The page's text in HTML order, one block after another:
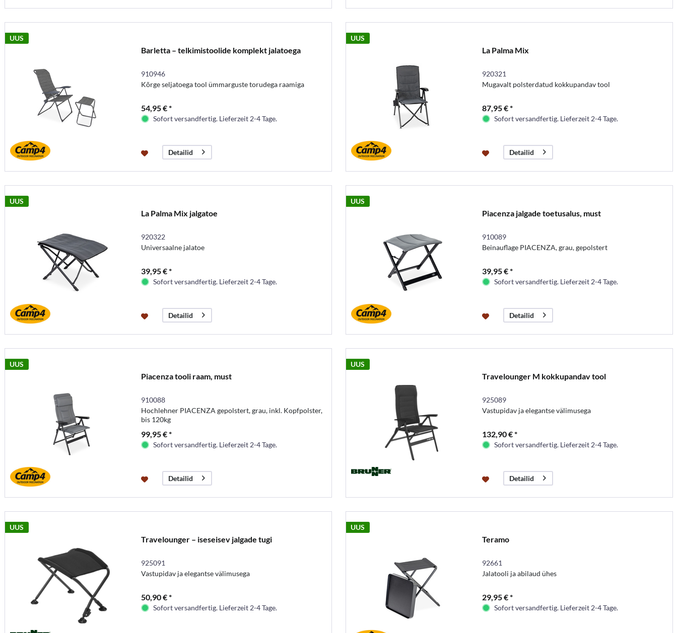
UUS
Barletta – telkimistoolide komplekt jalatoega
910946
Kõrge seljatoega tool ümmarguste torudega raamiga
54,95 € *
Sofort versandfertig. Lieferzeit 2-4 Tage.
Detailid
UUS
La Palma Mix
920321
Mugavalt polsterdatud kokkupandav tool
87,95 € *
Sofort versandfertig. Lieferzeit 2-4 Tage.
Detailid
UUS
La Palma Mix jalgatoe
920322
Universaalne jalatoe
39,95 € *
Sofort versandfertig. Lieferzeit 2-4 Tage.
Detailid
UUS
Piacenza jalgade toetusalus, must
910089
Beinauflage PIACENZA, grau, gepolstert
39,95 € *
Sofort versandfertig. Lieferzeit 2-4 Tage.
Detailid
UUS
Piacenza tooli raam, must
910088
Hochlehner PIACENZA gepolstert, grau, inkl. Kopfpolster,
bis 120kg
99,95 € *
Sofort versandfertig. Lieferzeit 2-4 Tage.
Detailid
UUS
Travelounger M kokkupandav tool
925089
Vastupidav ja elegantse välimusega
132,90 € *
Sofort versandfertig. Lieferzeit 2-4 Tage.
Detailid
UUS
Travelounger – iseseisev jalgade tugi
925091
Vastupidav ja elegantse välimusega
50,90 € *
Sofort versandfertig. Lieferzeit 2-4 Tage.
UUS
Teramo
92661
Jalatooli ja abilaud ühes
29,95 € *
Sofort versandfertig. Lieferzeit 2-4 Tage.